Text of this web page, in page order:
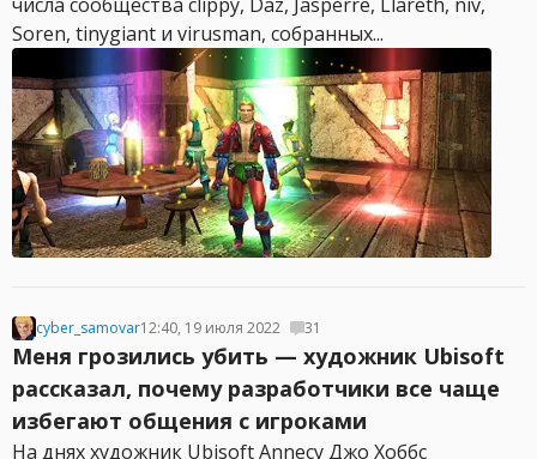
Soren, tinygiant и virusman, собранных...
cyber_samovar12:40, 19 июля 2022 31
Меня грозились убить — художник Ubisoft
рассказал, почему разработчики все чаще
избегают общения с игроками
На днях художник Ubisoft Annecy Джо Хоббс